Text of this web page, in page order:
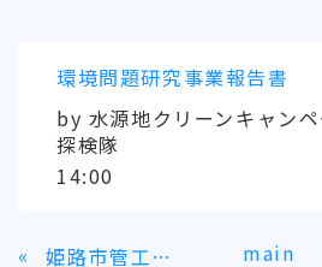
環境問題研究事業報告書
by 水源地クリーンキャン
探検隊
14:00
« 姫路市管工事業協同組合青年部 main